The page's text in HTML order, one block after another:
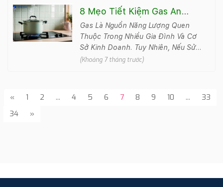
8 Mẹo Tiết Kiệm Gas An
Toàn | Bí Quyết Giúp Bình
Gas Dùng Lâu Hơn
Gas Là Nguồn Năng Lượng Quen
Thuộc Trong Nhiều Gia Đình Và Cơ
Sở Kinh Doanh. Tuy Nhiên, Nếu Sử
Dụng Chưa Đúng Cách, Gas Có Thể
(Khoảng 7 tháng trước)
« 1 2 ... 4 5 6 7 8 9 10 ...
33
34
»